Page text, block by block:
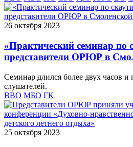
26 октября 2023
«Практический семинар по
представители ОРЮР в
Семинар длился более двух часов
слушателей.
ВВО МБО ГК
25 октября 2023